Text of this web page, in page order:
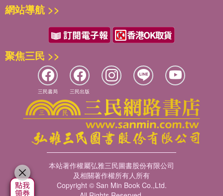
網站導航 >>
聚焦三民 >>
三民書局 三民出版
本站著作權屬弘雅三民圖書股份有限公司
及相關著作權所有人所有
Copyright © San Min Book Co.,Ltd.